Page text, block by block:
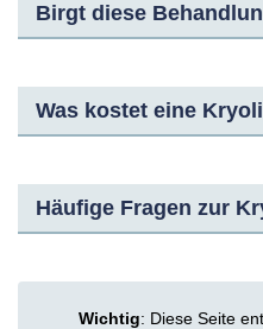
Birgt diese
Was kostet eine
Häufige Fragen zur
Wichtig: Diese Seite